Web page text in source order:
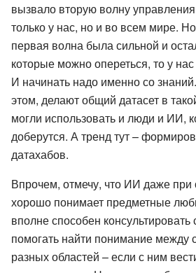
вызвало вторую волну
только у нас, но и во всем мире.
первая волна была сильной и
которые можно опереться, то у
И начинать надо именно со
этом, делают общий датасет в
могли использовать и люди и ИИ,
доберутся. А тренд тут –
датахабов.
Впрочем, отмечу, что ИИ даже при
хорошо понимает предметные
вполне способен консультировать
помогать найти понимание между
разных областей – если с ним